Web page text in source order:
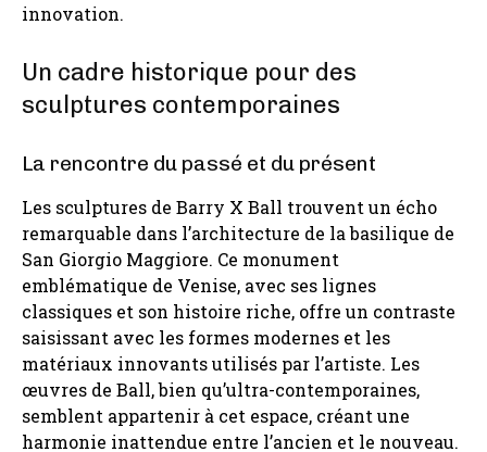
innovation.
Un cadre historique pour des
sculptures contemporaines
La rencontre du passé et du présent
Les sculptures de Barry X Ball trouvent un écho
remarquable dans l’architecture de la basilique de
San Giorgio Maggiore. Ce monument
emblématique de Venise, avec ses lignes
classiques et son histoire riche, offre un contraste
saisissant avec les formes modernes et les
matériaux innovants utilisés par l’artiste. Les
œuvres de Ball, bien qu’ultra-contemporaines,
semblent appartenir à cet espace, créant une
harmonie inattendue entre l’ancien et le nouveau.